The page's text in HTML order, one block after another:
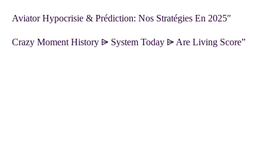
Aviator Hypocrisie & Prédiction: Nos Stratégies En 2025″
Crazy Moment History ⩥ System Today ⩥ Are Living Score”